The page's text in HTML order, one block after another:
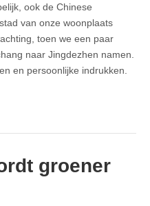
ook de Chinese
van onze woonplaats
toen we een paar
naar Jingdezhen namen.
en persoonlijke indrukken.
groener